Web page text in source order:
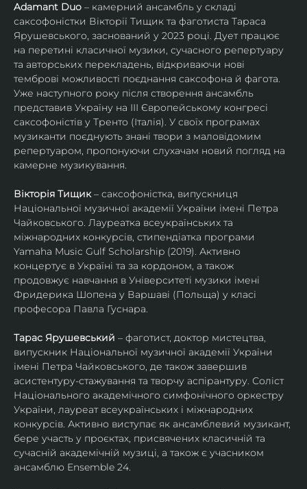
Adamant Duo – камерний ансамбль у складі
саксофоністки Вікторії Тищик та фаготиста Тараса
Ярушевського, заснований у 2023 році. Дует працює
на перетині класичної музики, сучасного репертуару
та авторських перекладень, відкриваючи нові
темброві можливості поєднання саксофона й фагота.
Уже наступного року після створення ансамбль
представив Україну на ІІІ Європейському конгресі
саксофоністів у Тренто (Італія). У своїх програмах
музиканти поєднують знані твори з маловідомим
репертуаром, пропонуючи слухачам новий погляд на
камерне музикування.
Вікторія Тищик – саксофоністка, випускниця
Національної музичної академії України імені Петра
Чайковського. Лауреатка всеукраїнських та
міжнародних конкурсів, стипендіатка програми
Yamaha Music Gulf Scholarship (2019). Активно
концертує в Україні та за кордоном, а також
продовжує навчання в Університеті музики імені
Фридерика Шопена у Варшаві (Польща) у класі
професора Павла Гуснара.
Тарас Ярушевський – фаготист, доктор мистецтва,
випускник Національної музичної академії України
імені Петра Чайковського, де також завершив
асистентуру-стажування та творчу аспірантуру. Соліст
Національного академічного симфонічного оркестру
України, лауреат всеукраїнських і міжнародних
конкурсів. Активно виступає як ансамблевий музикант,
бере участь у проєктах, присвячених класичній та
сучасній академічній музиці, а також є учасником
ансамблю Ensemble 24.